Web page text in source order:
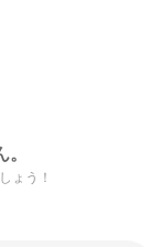
ょう！